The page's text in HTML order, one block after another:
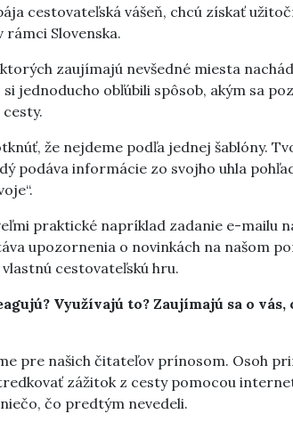
cestovateľská vášeň, chcú získať
Slovenska.
zaujímajú nevšedné miesta
jednoducho obľúbili spôsob, akým sa
že nejdeme podľa jednej šablóny.
podáva informácie zo svojho uhla
praktické napríklad zadanie e-mailu
upozornenia o novinkách na našom
cestovateľskú hru.
Využívajú to? Zaujímajú sa o
pre našich čitateľov prínosom. Osoh
zážitok z cesty pomocou
čo predtým nevedeli.